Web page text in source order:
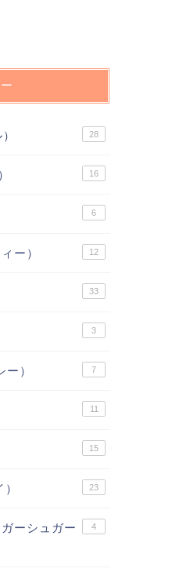
28
16
6
ー） 12
33
3
） 7
11
15
23
ーシュガー
4